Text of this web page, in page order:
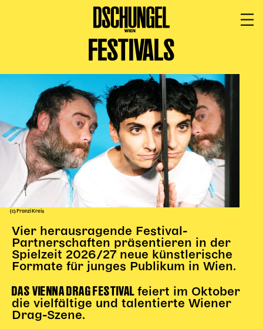
PROGRAMM
Spielplan
Vorstellungen
Festivals
Wild & Schön Festival
Gastspiele
Extras
Available for Touring
MITSPIELEN
Macht Wahn Sinn
Kinder Kunst
Workshops
Abenteuernacht
FESTIVALS
(c) Franzi Kreis
Vier herausragende Festival-
Partnerschaften präsentieren in der
Spielzeit 2026/27 neue künstlerische
Formate für junges Publikum in Wien.
DAS VIENNA DRAG FESTIVAL feiert im Oktober
die vielfältige und talentierte Wiener
Drag-Szene.